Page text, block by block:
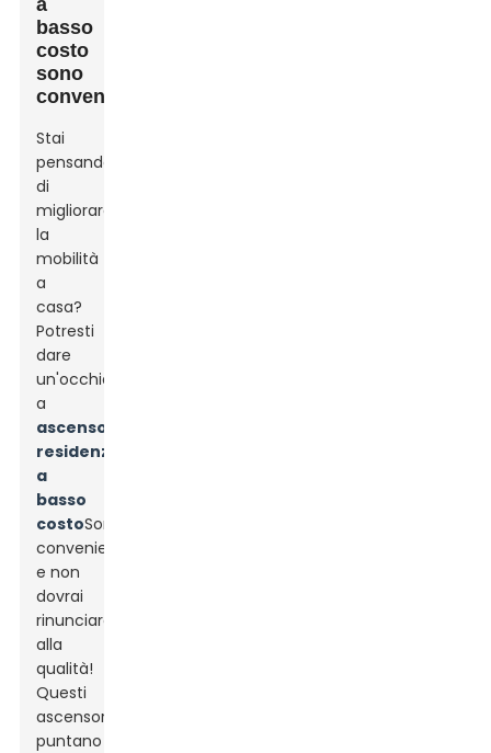
a
basso
costo
sono
convenienti
Stai
pensando
di
migliorare
la
mobilità
a
casa?
Potresti
dare
un'occhiata
a
ascensori
residenziali
a
basso
costoSono
convenienti
e non
dovrai
rinunciare
alla
qualità!
Questi
ascensori
puntano